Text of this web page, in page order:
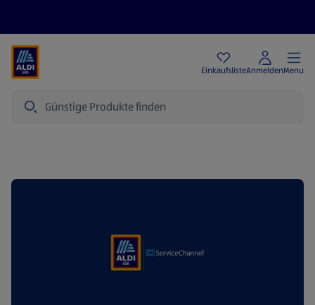
EinkaufslisteAnmeldenMenu